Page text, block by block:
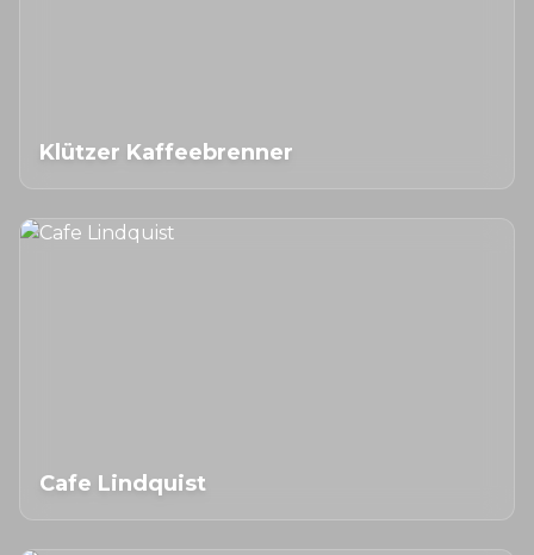
Klützer Kaffeebrenner
Cafe Lindquist